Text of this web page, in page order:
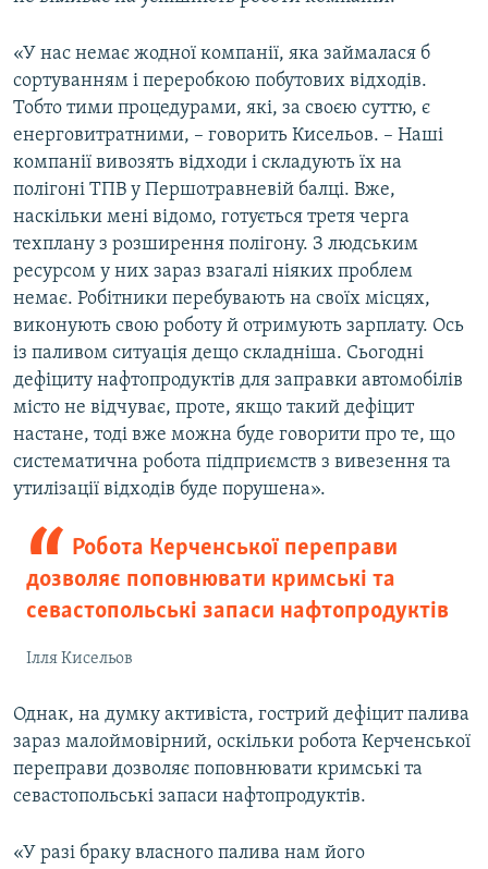
«У нас немає жодної компанії, яка займалася б
сортуванням і переробкою побутових відходів.
Тобто тими процедурами, які, за своєю суттю, є
енерговитратними, – говорить Кисельов. – Наші
компанії вивозять відходи і складують їх на
полігоні ТПВ у Першотравневій балці. Вже,
наскільки мені відомо, готується третя черга
техплану з розширення полігону. З людським
ресурсом у них зараз взагалі ніяких проблем
немає. Робітники перебувають на своїх місцях,
виконують свою роботу й отримують зарплату. Ось
із паливом ситуація дещо складніша. Сьогодні
дефіциту нафтопродуктів для заправки автомобілів
місто не відчуває, проте, якщо такий дефіцит
настане, тоді вже можна буде говорити про те, що
систематична робота підприємств з вивезення та
утилізації відходів буде порушена».
Робота Керченської переправи
дозволяє поповнювати кримські та
севастопольські запаси нафтопродуктів
Ілля Кисельов
Однак, на думку активіста, гострий дефіцит палива
зараз малоймовірний, оскільки робота Керченської
переправи дозволяє поповнювати кримські та
севастопольські запаси нафтопродуктів.
«У разі браку власного палива нам його